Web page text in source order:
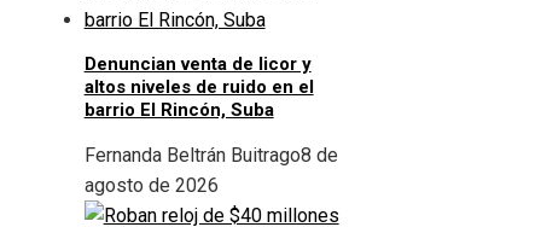
Denuncian venta de licor y
altos niveles de ruido en el
barrio El Rincón, Suba
Fernanda Beltrán Buitrago8 de
agosto de 2026